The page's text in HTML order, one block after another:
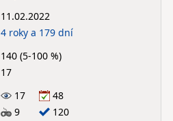
11.02.2022
4 roky a 179 dní
140 (5-100 %)
17
17
48
9
120